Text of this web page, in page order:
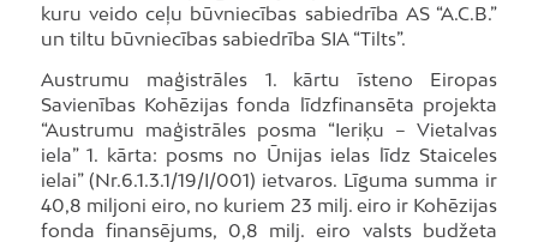
kuru veido ceļu būvniecības sabiedrība AS “A.C.B.”
un tiltu būvniecības sabiedrība SIA “Tilts”.
Austrumu maģistrāles 1. kārtu īsteno Eiropas
Savienības Kohēzijas fonda līdzfinansēta projekta
“Austrumu maģistrāles posma “Ieriķu – Vietalvas
iela” 1. kārta: posms no Ūnijas ielas līdz Staiceles
ielai” (Nr.6.1.3.1/19/I/001) ietvaros. Līguma summa ir
40,8 miljoni eiro, no kuriem 23 milj. eiro ir Kohēzijas
fonda finansējums, 0,8 milj. eiro valsts budžeta